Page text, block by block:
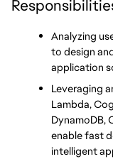
Analyzing
to design
application
Leveraging
Lambda,
DynamoDB,
enable fast
intelligent